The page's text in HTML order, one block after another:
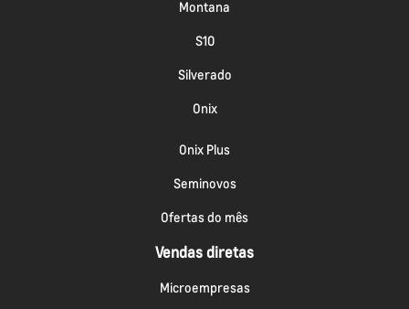
Montana
S10
Silverado
Onix
Onix Plus
Seminovos
Ofertas do mês
Vendas diretas
Microempresas